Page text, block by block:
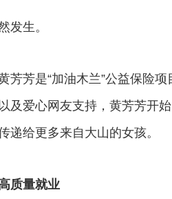
生。
芳是“加油木兰”公益保险项
及爱心网友支持，黄芳芳开
递给更多来自大山的女孩。
质量就业